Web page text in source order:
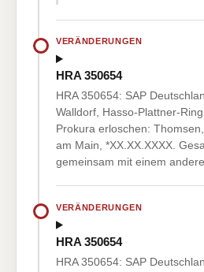
VERÄNDERUNGEN
HRA 350654
HRA 350654: SAP
Walldorf, Hasso-Plattner-
Prokura erloschen:
am Main, *XX.XX.XXXX.
gemeinsam mit einem
VERÄNDERUNGEN
HRA 350654
HRA 350654: SAP